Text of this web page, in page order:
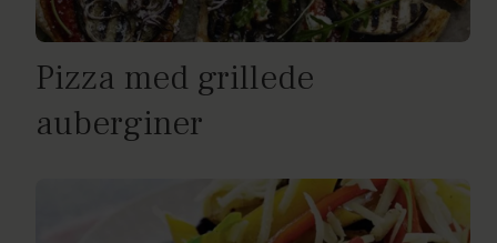
Pizza med grillede
auberginer